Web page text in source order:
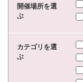
開催場所を選
ぶ
カテゴリを選
ぶ